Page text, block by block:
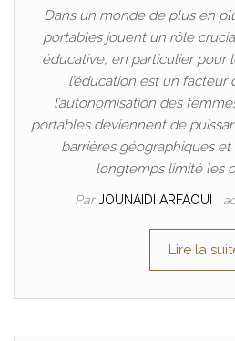
Dans un monde de plus en
portables jouent un rôle
éducative, en particulier pour
l’éducation est un
l’autonomisation des
portables deviennent de
barrières géographiques
longtemps limité les
ParJOUNAIDI ARFAOUI
Lire la